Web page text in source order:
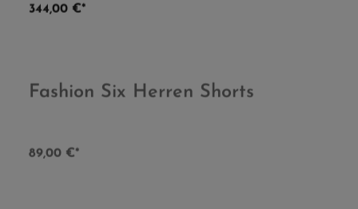
344,00 €*
Fashion Six Herren Shorts
89,00 €*